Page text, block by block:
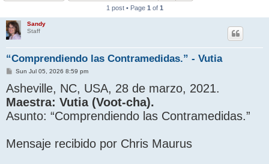
1 post • Page 1 of 1
Sandy
Staff
“Comprendiendo las Contramedidas.” - Vutia
P
s
t
Sun Jul 05, 2026 8:59 pm
Asheville, NC, USA, 28 de marzo, 2021.
Maestra: Vutia (Voot-cha).
Asunto: “Comprendiendo las Contramedidas.”
Mensaje recibido por Chris Maurus